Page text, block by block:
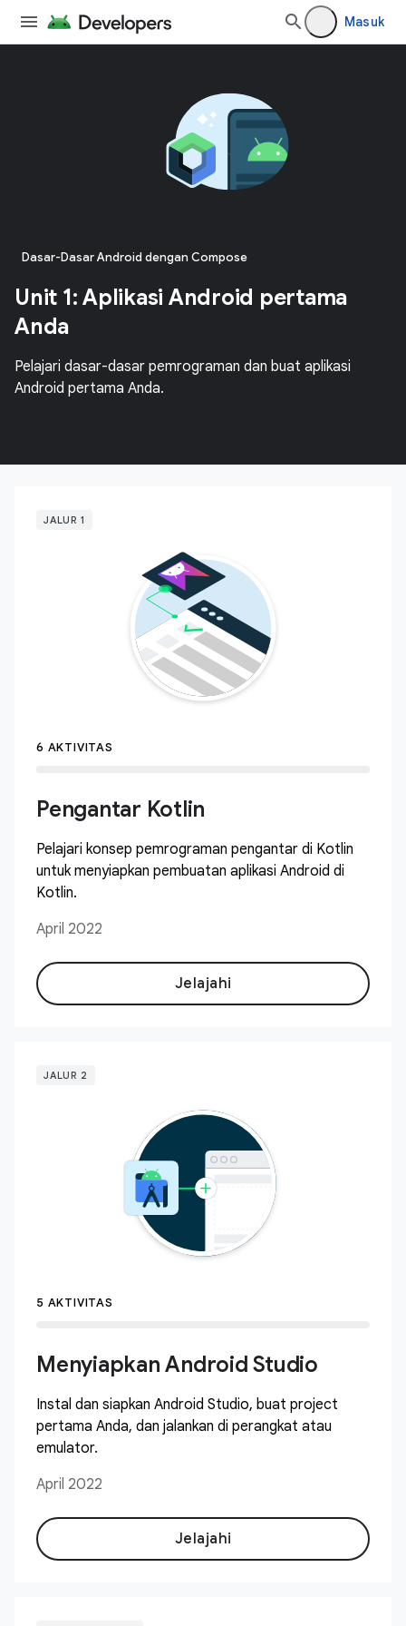
Masuk
Dasar-Dasar Android dengan Compose
Unit 1: Aplikasi Android pertama
Anda
Pelajari dasar-dasar pemrograman dan buat aplikasi
Android pertama Anda.
JALUR 1
6 AKTIVITAS
Pengantar Kotlin
Pelajari konsep pemrograman pengantar di Kotlin
untuk menyiapkan pembuatan aplikasi Android di
Kotlin.
April 2022
Jelajahi
JALUR 2
5 AKTIVITAS
Menyiapkan Android Studio
Instal dan siapkan Android Studio, buat project
pertama Anda, dan jalankan di perangkat atau
emulator.
April 2022
Jelajahi